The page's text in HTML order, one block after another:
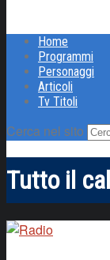
Home
Programmi
Personaggi
Articoli
Tv Titoli
Cerca nel sito
Tutto il